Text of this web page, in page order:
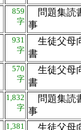
859
字
問題集読
事
931
字
生徒父母
書
570
字
生徒父母
書
1,832
字
問題集読
事
1,381
生徒父母